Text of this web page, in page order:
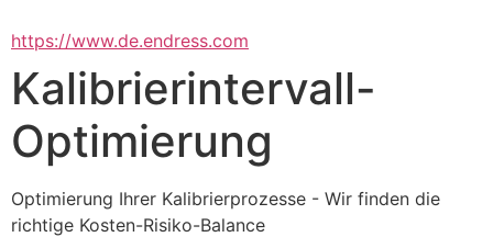
https://www.de.endress.com
Kalibrierintervall-
Optimierung
Optimierung Ihrer Kalibrierprozesse - Wir finden die
richtige Kosten-Risiko-Balance